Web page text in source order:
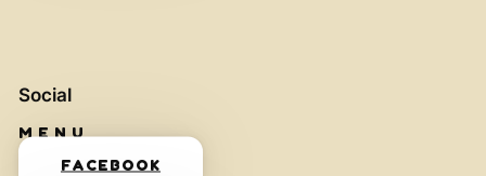
Social
FACEBOOK